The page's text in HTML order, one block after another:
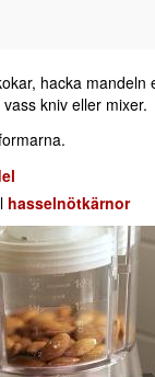
hacka mandeln
kniv eller mixer.
hasselnötkärnor